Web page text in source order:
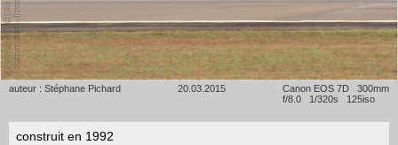
auteur : Stéphane Pichard 20.03.2015
Canon EOS 7D 300mm
f/8.0 1/320s 125iso
construit en 1992